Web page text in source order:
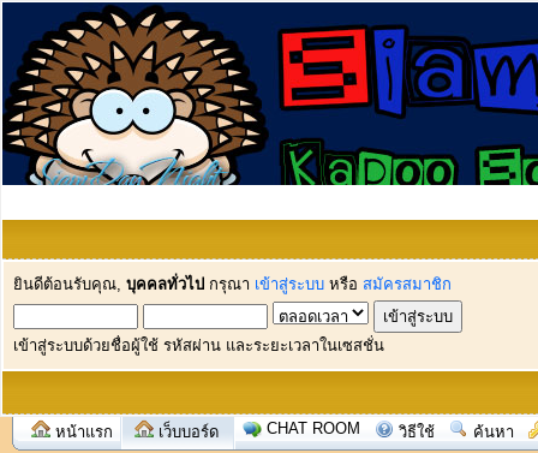
ยินดีต้อนรับคุณ, บุคคลทั่วไป กรุณา เข้าสู่ระบบ หรือ สมัครสมาชิก
เข้าสู่ระบบด้วยชื่อผู้ใช้ รหัสผ่าน และระยะเวลาในเซสชั่น
หน้าแรก เว็บบอร์ด CHAT ROOM วิธีใช้ ค้นหา